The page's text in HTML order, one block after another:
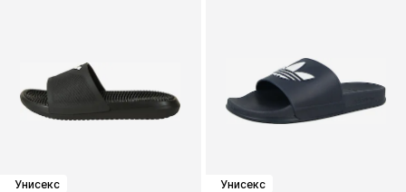
Унисекс
Унисекс